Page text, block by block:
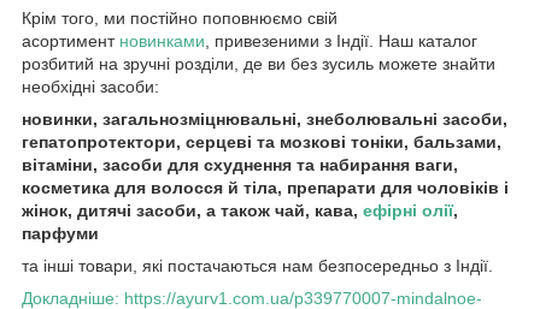
Крім того, ми постійно поповнюємо свій
асортимент новинками , привезеними з Індії. Наш каталог
розбитий на зручні розділи, де ви без зусиль можете знайти
необхідні засоби:
новинки, загальнозміцнювальні, знеболювальні засоби,
гепатопротектори, серцеві та мозкові тоніки, бальзами,
вітаміни, засоби для схуднення та набирання ваги,
косметика для волосся й тіла, препарати для чоловіків і
жінок, дитячі засоби, а також чай, кава, ефірні олії,
парфуми
та інші товари, які постачаються нам безпосередньо з Індії.
Докладніше: https://ayurv1.com.ua/p339770007-mindalnoe-